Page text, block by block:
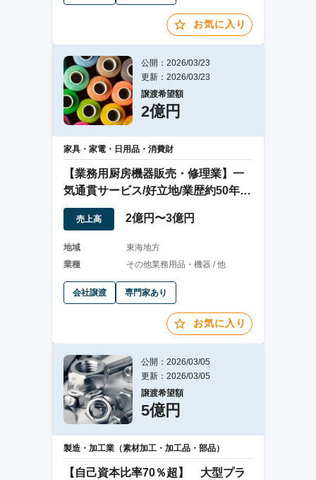
お気に入り
公開：2026/03/23
更新：2026/03/23
譲渡希望額
2億円
家具・家電・日用品・消費財
【業務用厨房機器販売・修理業】一
気通貫サービス/好立地/業歴約50年の
安定基盤
売上高 2億円〜3億円
地域
東海地方
業種
その他業務用品・機器 / 他
会社譲渡 専門家あり
お気に入り
公開：2026/03/05
更新：2026/03/05
譲渡希望額
5億円
製造・加工業（素材加工・加工品・部品）
【自己資本比率70％超】 大型プラ